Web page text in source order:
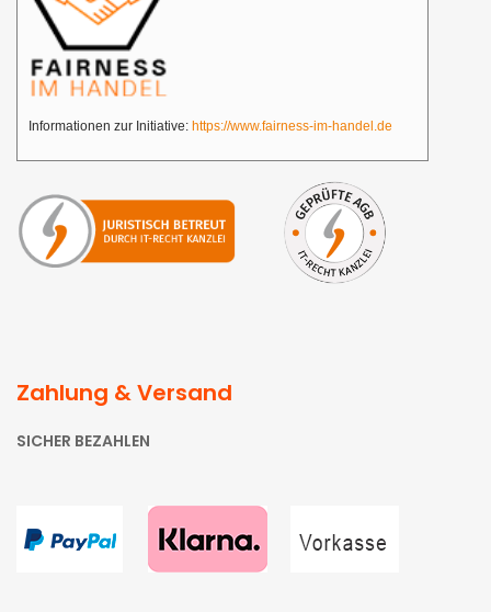
Informationen zur Initiative: https://www.fairness-im-handel.de
Zahlung & Versand
SICHER BEZAHLEN